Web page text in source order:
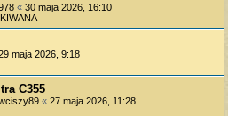
« 30 maja 2026, 16:10
maja 2026, 9:18
C355
« 27 maja 2026, 11:28